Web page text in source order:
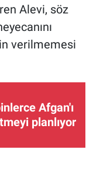
Alevi, söz
verilmemesi
Afgan'ı
planlıyor